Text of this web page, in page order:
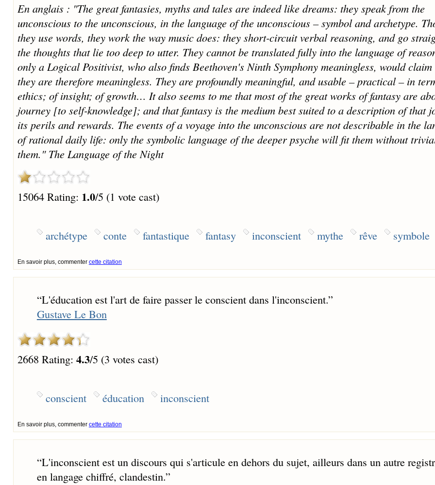
En anglais : "The great fantasies, myths and tales are indeed like dreams: they speak from the
unconscious to the unconscious, in the language of the unconscious – symbol and archetype.
they use words, they work the way music does: they short-circuit verbal reasoning, and go
the thoughts that lie too deep to utter. They cannot be translated fully into the language of
only a Logical Positivist, who also finds Beethoven's Ninth Symphony meaningless, would
they are therefore meaningless. They are profoundly meaningful, and usable – practical – in
ethics; of insight; of growth… It also seems to me that most of the great works of fantasy are
journey [to self-knowledge]; and that fantasy is the medium best suited to a description of that
its perils and rewards. The events of a voyage into the unconscious are not describable in the
of rational daily life: only the symbolic language of the deeper psyche will fit them without
them." The Language of the Night
15064 Rating: 1.0/5 (1 vote cast)
archétype conte fantastique fantasy inconscient mythe rêve symbole
En savoir plus, commenter cette citation
“L'éducation est l'art de faire passer le conscient dans l'inconscient.”
Gustave Le Bon
2668 Rating: 4.3/5 (3 votes cast)
conscient éducation inconscient
En savoir plus, commenter cette citation
“L'inconscient est un discours qui s'articule en dehors du sujet, ailleurs dans un autre
en langage chiffré, clandestin.”